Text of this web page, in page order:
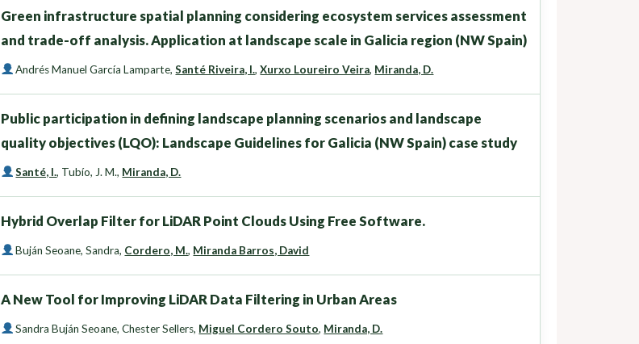
Green infrastructure spatial planning considering ecosystem services assessment
and trade-off analysis. Application at landscape scale in Galicia region (NW Spain)
Andrés Manuel García Lamparte,Santé Riveira, I.,Xurxo Loureiro Veira, Miranda, D.
Public participation in defining landscape planning scenarios and landscape
quality objectives (LQO): Landscape Guidelines for Galicia (NW Spain) case study
Santé, I., Tubío, J. M., Miranda, D.
Hybrid Overlap Filter for LiDAR Point Clouds Using Free Software.
Buján Seoane, Sandra, Cordero, M., Miranda Barros, David
A New Tool for Improving LiDAR Data Filtering in Urban Areas
Sandra Buján Seoane,Chester Sellers, Miguel Cordero Souto, Miranda, D.